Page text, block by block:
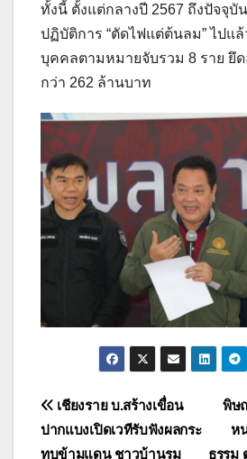
ทั้งนี้ ตั้งแต่กลางปี 2567 ถึงปัจจุบั
ปฏิบัติการ “ตัดไฟแต่ต้นลม” ไปแล้
บุคคลตามหมายจับรวม 8 ราย ยึ
กว่า 262 ล้านบาท
แนะแนว
เรื่อง
พิษ
ห
ธรรม
เชียงราย บ.สร้างเขื่อน
ปากแบงเปิดเวทีรับฟังผลกระ
ทบข้ามแดน ชาวบ้านรุม